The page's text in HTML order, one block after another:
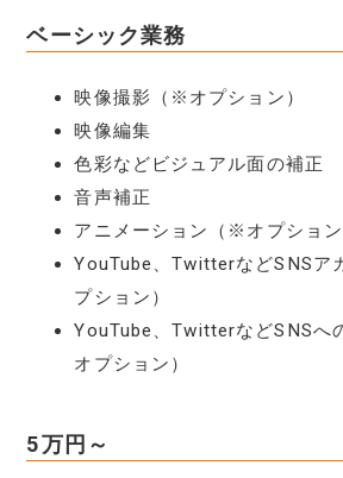
ベーシック業務
映像撮影（※オプション）
映像編集
色彩などビジュアル面の補正
音声補正
アニメーション（※オプション
YouTube、TwitterなどSNSア
プション）
YouTube、TwitterなどSNSへ
オプション）
5万円～